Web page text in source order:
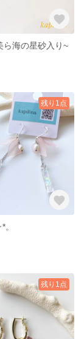
海の星砂入り~
残り1点
残り1点